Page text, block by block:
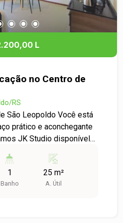
de São Leopoldo.
conhecer seu novo
entre em contato
L
no Centro de
RS
Leopoldo Você está
prático e aconchegante
JK Studio disponível
- Área Útil: 25,00 m²
- Ambiente
1
Banho
25 m²
A. Útil